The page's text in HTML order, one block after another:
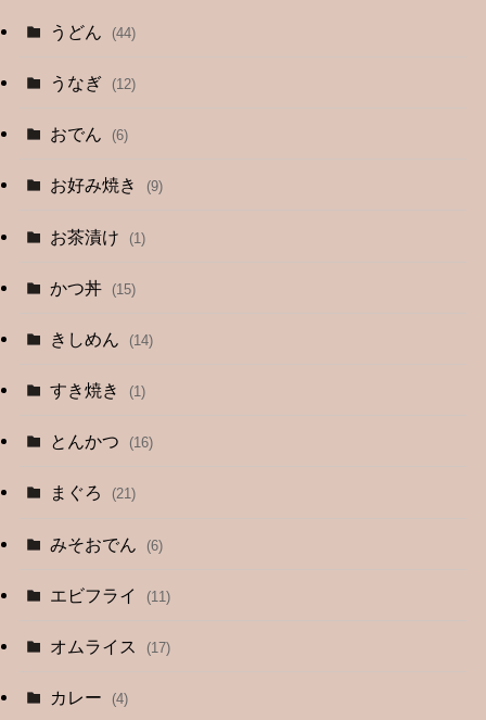
うどん (44)
うなぎ (12)
おでん (6)
お好み焼き (9)
お茶漬け (1)
かつ丼 (15)
きしめん (14)
すき焼き (1)
とんかつ (16)
まぐろ (21)
みそおでん (6)
エビフライ (11)
オムライス (17)
カレー (4)